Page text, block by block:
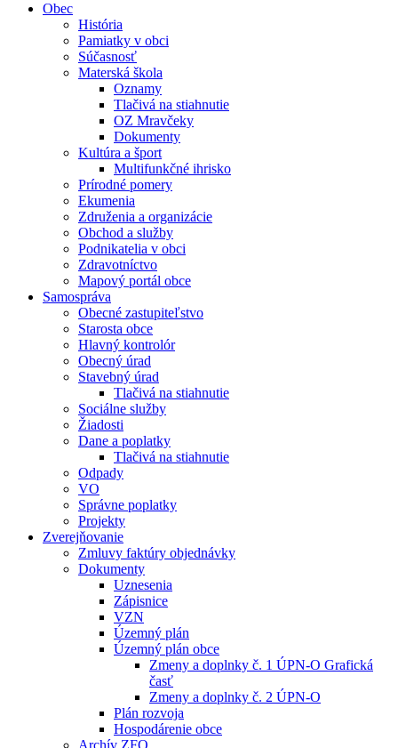
Obec
História
Pamiatky v obci
Súčasnosť
Materská škola
Oznamy
Tlačivá na stiahnutie
OZ Mravčeky
Dokumenty
Kultúra a šport
Multifunkčné ihrisko
Prírodné pomery
Ekumenia
Združenia a organizácie
Obchod a služby
Podnikatelia v obci
Zdravotníctvo
Mapový portál obce
Samospráva
Obecné zastupiteľstvo
Starosta obce
Hlavný kontrolór
Obecný úrad
Stavebný úrad
Tlačivá na stiahnutie
Sociálne služby
Žiadosti
Dane a poplatky
Tlačivá na stiahnutie
Odpady
VO
Správne poplatky
Projekty
Zverejňovanie
Zmluvy faktúry objednávky
Dokumenty
Uznesenia
Zápisnice
VZN
Územný plán
Územný plán obce
Zmeny a doplnky č. 1 ÚPN-O Grafická
časť
Zmeny a doplnky č. 2 ÚPN-O
Plán rozvoja
Hospodárenie obce
Archív ZFO